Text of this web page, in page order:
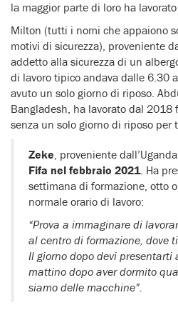
la maggior parte di loro ha
Milton (tutti i nomi che appaiono
motivi di sicurezza), proveniente
addetto alla sicurezza di un
di lavoro tipico andava dalle 6.30
avuto un solo giorno di riposo.
Bangladesh, ha lavorato dal
senza un solo giorno di riposo per
Zeke, proveniente
Fifa nel febbraio 2021. Ha
settimana di formazione, otto
normale orario di lavoro:
“Prova a immaginare di
al centro di formazione, dove
Il giorno dopo devi presentarti
mattino dopo aver dormito
siamo delle macchine”.